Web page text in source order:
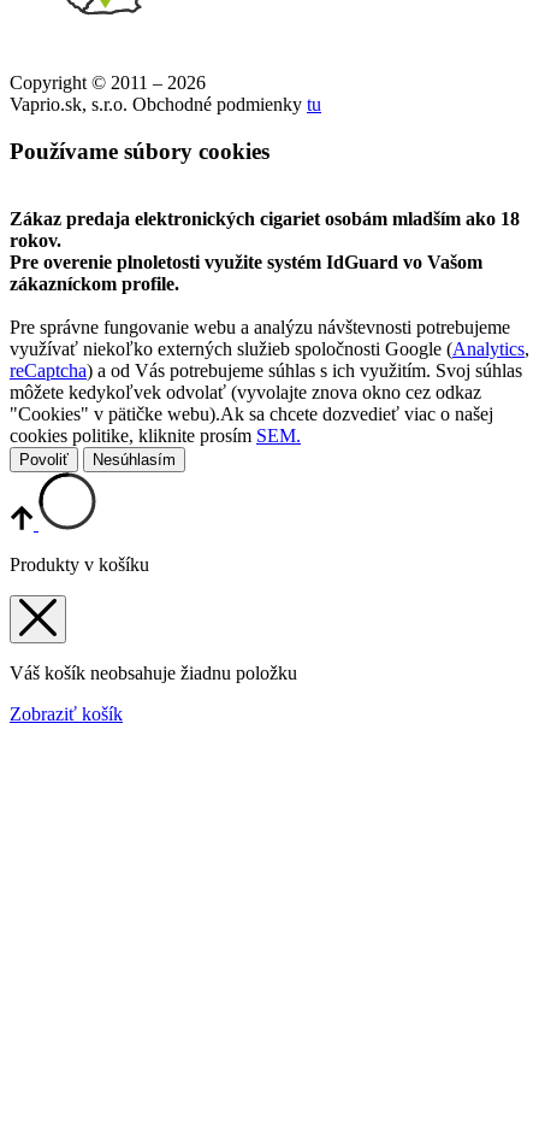
Copyright © 2011 – 2026
Vaprio.sk, s.r.o. Obchodné podmienky tu
Používame súbory cookies
Zákaz predaja elektronických cigariet osobám mladším ako 18
rokov.
Pre overenie plnoletosti využite systém IdGuard vo Vašom
zákazníckom profile.
Pre správne fungovanie webu a analýzu návštevnosti potrebujeme
využívať niekoľko externých služieb spoločnosti Google (Analytics,
reCaptcha) a od Vás potrebujeme súhlas s ich využitím. Svoj súhlas
môžete kedykoľvek odvolať (vyvolajte znova okno cez odkaz
"Cookies" v pätičke webu).Ak sa chcete dozvedieť viac o našej
cookies politike, kliknite prosím SEM.
Povoliť Nesúhlasím
Produkty v košíku
Váš košík neobsahuje žiadnu položku
Zobraziť košík